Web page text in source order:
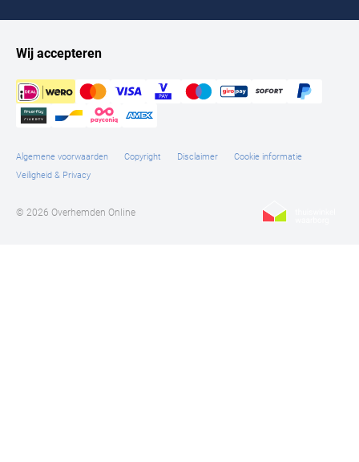
Wij accepteren
Algemene voorwaarden Copyright Disclaimer
Cookie informatie
Veiligheid & Privacy
© 2026 Overhemden Online